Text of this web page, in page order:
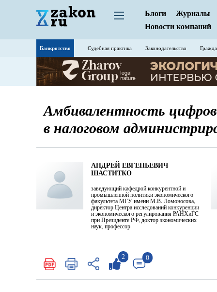
Блоги
Журналы
Новости компаний
Банкротство Судебная практика Законодательство
Амбивалентность
в налоговом
АНДРЕЙ ЕВГЕНЬЕВИЧ
ШАСТИТКО
заведующий кафедрой конкурентной и
промышленной политики экономического
факультета МГУ имени М.В. Ломоносова,
директор Центра исследований конкуренции
и экономического регулирования РАНХиГС
при Президенте РФ, доктор экономических
наук, профессор
2 0